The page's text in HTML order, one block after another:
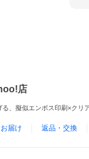
店
、擬似エンボス印刷×クリ
届け 返品・交換